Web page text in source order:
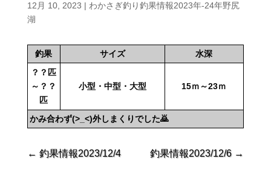
12月 10, 2023 | わかさぎ釣り釣果情報2023年-24年野尻
湖
釣果 サイズ
水深
？？匹
～？？
匹
小型・中型・大型 15ｍ～23ｍ
かみ合わず(>_<)外しまくりでした🙇
← 釣果情報2023/12/4 釣果情報2023/12/6 →